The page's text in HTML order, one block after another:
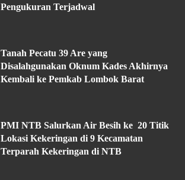
Pengukuran Terjadwal
Tanah Pecatu 39 Are yang
Disalahgunakan Oknum Kades Akhirnya
Kembali ke Pemkab Lombok Barat
PMI NTB Salurkan Air Besih ke 20 Titik
Lokasi Kekeringan di 9 Kecamatan
Terparah Kekeringan di NTB